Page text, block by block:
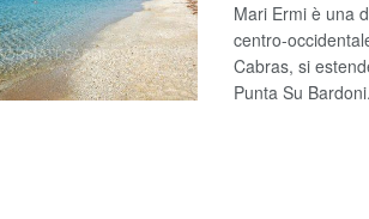
Mari Ermi è una
centro-
Cabras, si
Punta Su